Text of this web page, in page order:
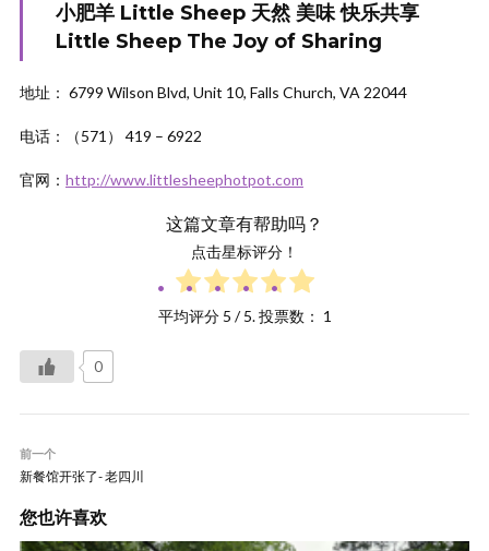
小肥羊 Little Sheep 天然 美味 快乐共享
Little Sheep The Joy of Sharing
地址： 6799 Wilson Blvd, Unit 10, Falls Church, VA 22044
电话：（571） 419 – 6922
官网： http://www.littlesheephotpot.com
这篇文章有帮助吗？
点击星标评分！
平均评分 5 / 5. 投票数： 1
0
前一个
新餐馆开张了- 老四川
您也许喜欢